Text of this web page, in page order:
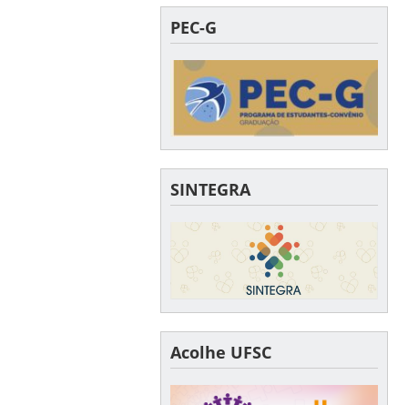
PEC-G
SINTEGRA
Acolhe UFSC